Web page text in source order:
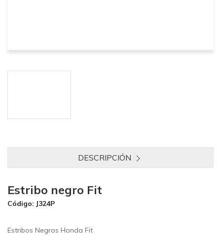
DESCRIPCIÓN
Estribo negro Fit
Código: J324P
Estribos Negros Honda Fit